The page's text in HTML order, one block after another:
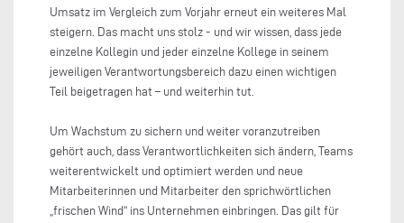
Umsatz im Vergleich zum Vorjahr erneut ein weiteres Mal
steigern. Das macht uns stolz - und wir wissen, dass jede
einzelne Kollegin und jeder einzelne Kollege in seinem
jeweiligen Verantwortungsbereich dazu einen wichtigen
Teil beigetragen hat – und weiterhin tut.
Um Wachstum zu sichern und weiter voranzutreiben
gehört auch, dass Verantwortlichkeiten sich ändern, Teams
weiterentwickelt und optimiert werden und neue
Mitarbeiterinnen und Mitarbeiter den sprichwörtlichen
„frischen Wind“ ins Unternehmen einbringen. Das gilt für